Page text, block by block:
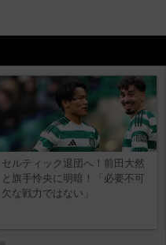
セルティック退団へ！前田大然
と旗手怜央に明暗！「必要不可
欠な戦力ではない」